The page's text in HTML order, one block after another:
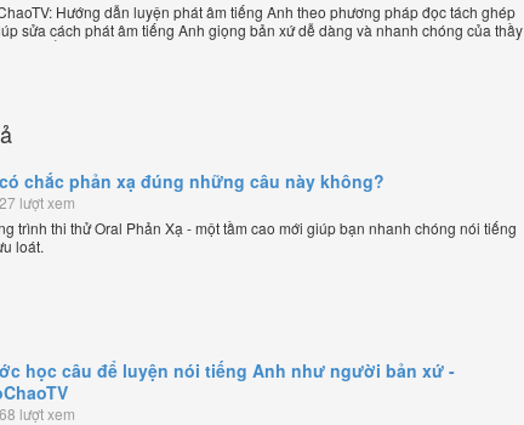
Hướng dẫn luyện phát âm tiếng Anh theo phương pháp đọc tách ghép
sửa cách phát âm tiếng Anh giọng bản xứ dễ dàng và nhanh chóng của thầy
Việt Thắng, đồng sáng lập HelloChao.vn - Chương trình dạy tiếng Anh trực tuyến
chắc phản xạ đúng những câu này không?
lượt xem
trình thi thử Oral Phản Xạ - một tầm cao mới giúp bạn nhanh chóng nói tiếng
loát.
học câu để luyện nói tiếng Anh như người bản xứ -
lượt xem